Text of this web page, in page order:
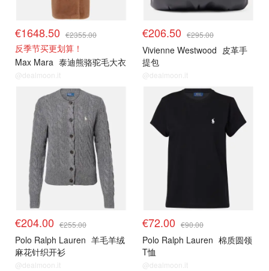
€1648.50 €2355.00
反季节买更划算！
Max Mara 泰迪熊骆驼毛大衣
@dealmoon.it
€206.50 €295.00
Vivienne Westwood 皮革手
提包
@dealmoon.it
€204.00 €255.00
Polo Ralph Lauren 羊毛羊绒
麻花针织开衫
@dealmoon.it
€72.00 €90.00
Polo Ralph Lauren 棉质圆领
T恤
@dealmoon.it